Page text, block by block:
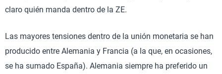
claro quién manda dentro de la ZE.
Las mayores tensiones dentro de la unión monetaria se han
producido entre Alemania y Francia (a la que, en ocasiones,
se ha sumado España). Alemania siempre ha preferido un